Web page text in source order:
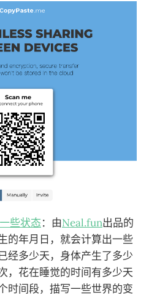
些状态：由Neal.fun出品的
的年月日，就会计算出一些
经多少天，身体产生了多少
，花在睡觉的时间有多少天
时间段，描写一些世界的变